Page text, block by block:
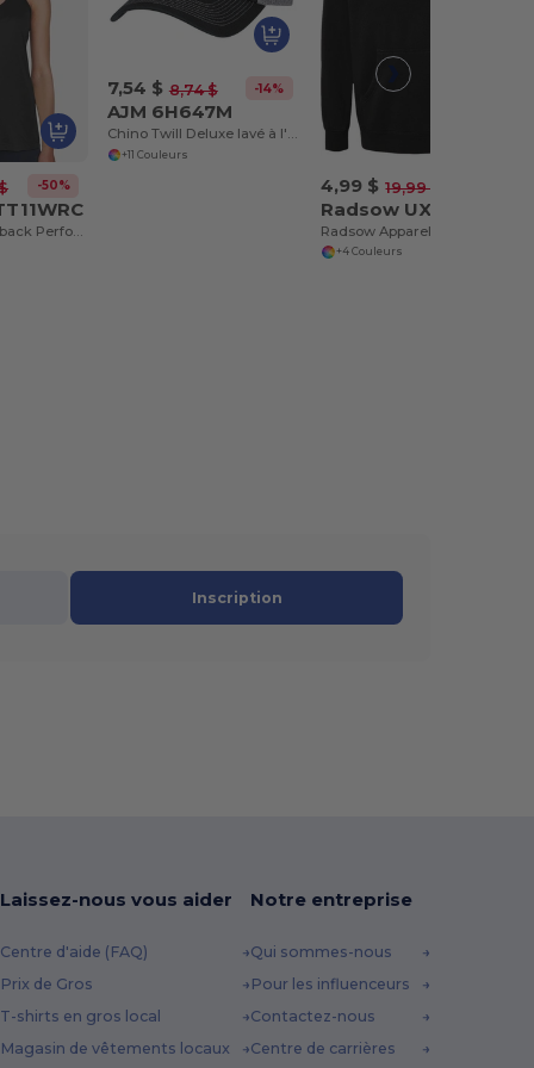
-50%
7,54 $ 8,74 $ -14%
AJM 6H647M
Chino Twill Deluxe lavé à l'enzyme / Construction en maille de polyester souple (dos en maille)
+11 Couleurs
4,99 $ 19,99 $
Radsow UXX04
+4 Couleurs
Inscription
Laissez-nous vous aider
Centre d'aide (FAQ)
Prix de Gros
T-shirts en gros local
Magasin de vêtements locaux
Notre entreprise
Qui sommes-nous
Pour les influenceurs
Contactez-nous
Centre de carrières